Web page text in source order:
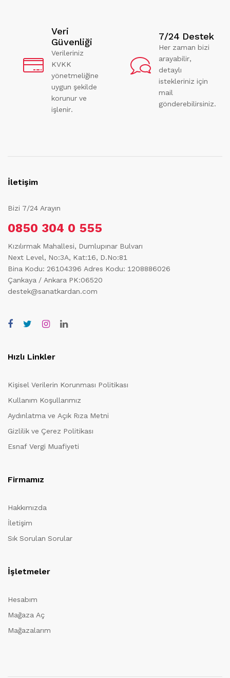
Veri
Güvenliği
Verileriniz
KVKK
yönetmeliğine
uygun şekilde
korunur ve
işlenir.
7/24 Destek
Her zaman bizi
arayabilir,
detaylı
istekleriniz için
mail
gönderebilirsiniz.
İletişim
Bizi 7/24 Arayın
0850 304 0 555
Kızılırmak Mahallesi, Dumlupınar Bulvarı
Next Level, No:3A, Kat:16, D.No:81
Bina Kodu: 26104396 Adres Kodu: 1208886026
Çankaya / Ankara PK:06520
destek@sanatkardan.com
Hızlı Linkler
Kişisel Verilerin Korunması Politikası
Kullanım Koşullarımız
Aydınlatma ve Açık Rıza Metni
Gizlilik ve Çerez Politikası
Esnaf Vergi Muafiyeti
Firmamız
Hakkımızda
İletişim
Sık Sorulan Sorular
İşletmeler
Hesabım
Mağaza Aç
Mağazalarım